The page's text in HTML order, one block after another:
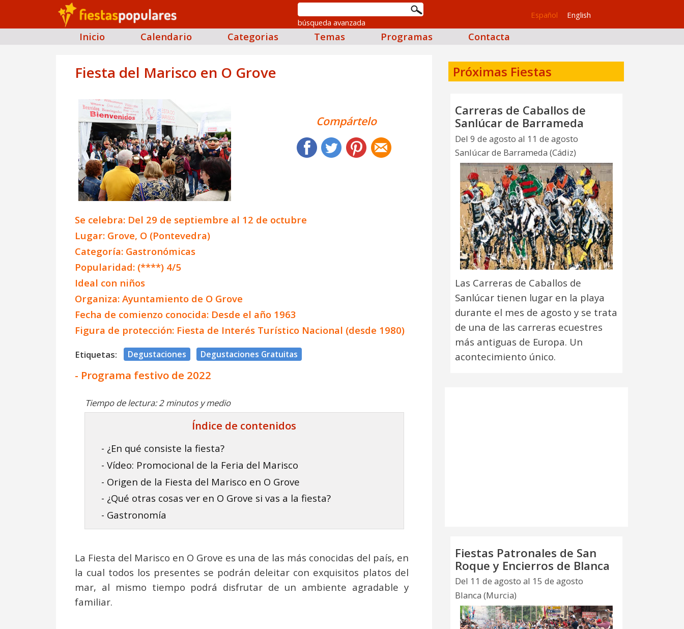
búsqueda avanzada
Español English
Inicio Calendario Categorias Temas Programas Contacta
Fiesta del Marisco en O Grove
Compártelo
Se celebra: Del 29 de septiembre al 12 de octubre
Lugar: Grove, O (Pontevedra)
Categoría: Gastronómicas
Popularidad: (****) 4/5
Ideal con niños
Organiza: Ayuntamiento de O Grove
Fecha de comienzo conocida: Desde el año 1963
Figura de protección: Fiesta de Interés Turístico Nacional (desde 1980)
Etiquetas: Degustaciones Degustaciones Gratuitas
- Programa festivo de 2022
Tiempo de lectura: 2 minutos y medio
Índice de contenidos
- ¿En qué consiste la fiesta?
- Vídeo: Promocional de la Feria del Marisco
- Origen de la Fiesta del Marisco en O Grove
- ¿Qué otras cosas ver en O Grove si vas a la fiesta?
- Gastronomía
La Fiesta del Marisco en O Grove es una de las más conocidas del país, en
la cual todos los presentes se podrán deleitar con exquisitos platos del
mar, al mismo tiempo podrá disfrutar de un ambiente agradable y
familiar.
Próximas Fiestas
Carreras de Caballos de
Sanlúcar de Barrameda
Del 9 de agosto al 11 de agosto
Sanlúcar de Barrameda (Cádiz)
Las Carreras de Caballos de
Sanlúcar tienen lugar en la playa
durante el mes de agosto y se trata
de una de las carreras ecuestres
más antiguas de Europa. Un
acontecimiento único.
Fiestas Patronales de San
Roque y Encierros de Blanca
Del 11 de agosto al 15 de agosto
Blanca (Murcia)